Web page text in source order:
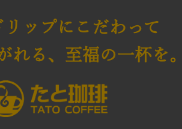
リップにこだわって
れる、至福の一杯を